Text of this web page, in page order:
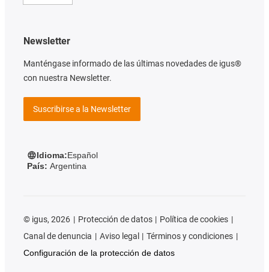
Newsletter
Manténgase informado de las últimas novedades de igus®
con nuestra Newsletter.
Suscribirse a la Newsletter
Idioma:Español
País: Argentina
© igus, 2026 Protección de datos
Política de cookies
Canal de denuncia
Aviso legal
Términos y condiciones
Configuración de la protección de datos